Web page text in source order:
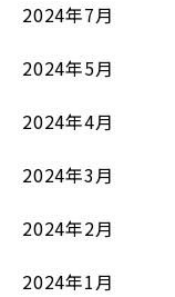
2024年7月
2024年5月
2024年4月
2024年3月
2024年2月
2024年1月